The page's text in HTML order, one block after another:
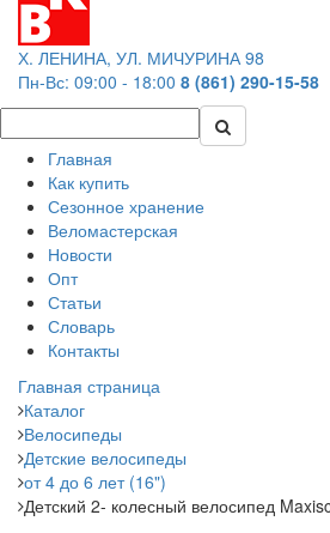
Х. ЛЕНИНА, УЛ. МИЧУРИНА 98
Пн-Вс: 09:00 - 18:00 8 (861) 290-15-58
Главная
Как купить
Сезонное хранение
Веломастерская
Новости
Опт
Статьи
Словарь
Контакты
Главная страница
Каталог
Велосипеды
Детские велосипеды
от 4 до 6 лет (16")
Детский 2- колесный велосипед